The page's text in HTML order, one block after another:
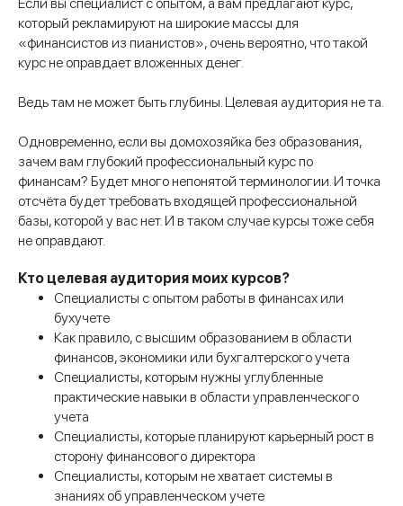
который рекламируют на широкие массы для
«финансистов из пианистов», очень вероятно, что такой
курс не оправдает вложенных денег.
Ведь там не может быть глубины. Целевая аудитория не та.
Одновременно, если вы домохозяйка без образования,
зачем вам глубокий профессиональный курс по
финансам? Будет много непонятой терминологии. И точка
отсчёта будет требовать входящей профессиональной
базы, которой у вас нет. И в таком случае курсы тоже себя
не оправдают.
Кто целевая аудитория моих курсов?
Специалисты с опытом работы в финансах или
бухучете
Как правило, с высшим образованием в области
финансов, экономики или бухгалтерского учета
Специалисты, которым нужны углубленные
практические навыки в области управленческого
учета
Специалисты, которые планируют карьерный рост в
сторону финансового директора
Специалисты, которым не хватает системы в
знаниях об управленческом учете